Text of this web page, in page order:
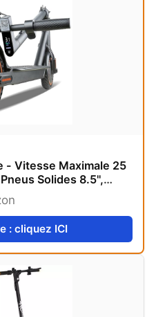
- Vitesse Maximale 25
Solides 8.5'',
25-30KM, Double
120 KG (500W-
: cliquez ICI